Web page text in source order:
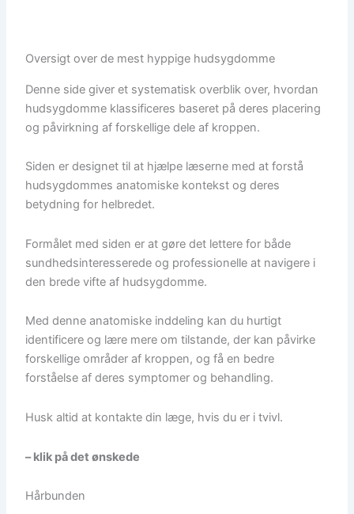
Oversigt over de mest hyppige hudsygdomme
Denne side giver et systematisk overblik over, hvordan
hudsygdomme klassificeres baseret på deres placering
og påvirkning af forskellige dele af kroppen.
Siden er designet til at hjælpe læserne med at forstå
hudsygdommes anatomiske kontekst og deres
betydning for helbredet.
Formålet med siden er at gøre det lettere for både
sundhedsinteresserede og professionelle at navigere i
den brede vifte af hudsygdomme.
Med denne anatomiske inddeling kan du hurtigt
identificere og lære mere om tilstande, der kan påvirke
forskellige områder af kroppen, og få en bedre
forståelse af deres symptomer og behandling.
Husk altid at kontakte din læge, hvis du er i tvivl.
– klik på det ønskede
Hårbunden